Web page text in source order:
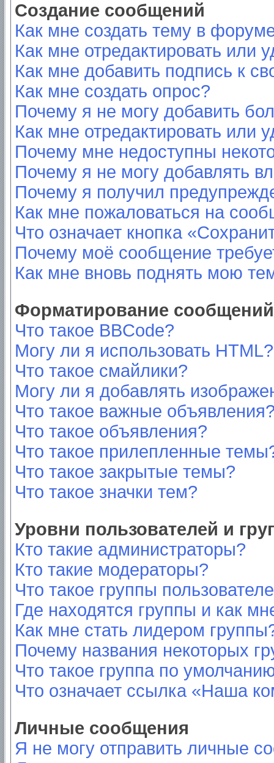
Создание сообщений
Как мне создать тему в
Как мне отредактировать или
Как мне добавить подпись к
Как мне создать опрос?
Почему я не могу добавить
Как мне отредактировать или
Почему мне недоступны
Почему я не могу добавлять
Почему я получил
Как мне пожаловаться на
Что означает кнопка
Почему моё сообщение
Как мне вновь поднять мою
Форматирование
Что такое BBCode?
Могу ли я использовать HTML?
Что такое смайлики?
Могу ли я добавлять
Что такое важные
Что такое объявления?
Что такое прилепленные
Что такое закрытые темы?
Что такое значки тем?
Уровни пользователей и
Кто такие администраторы?
Кто такие модераторы?
Что такое группы
Где находятся группы и как
Как мне стать лидером
Почему названия некоторых
Что такое группа по
Что означает ссылка «Наша
Личные сообщения
Я не могу отправить личные